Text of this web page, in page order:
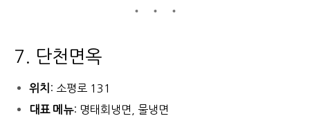
7. 단천면옥
위치 : 소평로 131
대표 메뉴: 명태회냉면, 물냉면